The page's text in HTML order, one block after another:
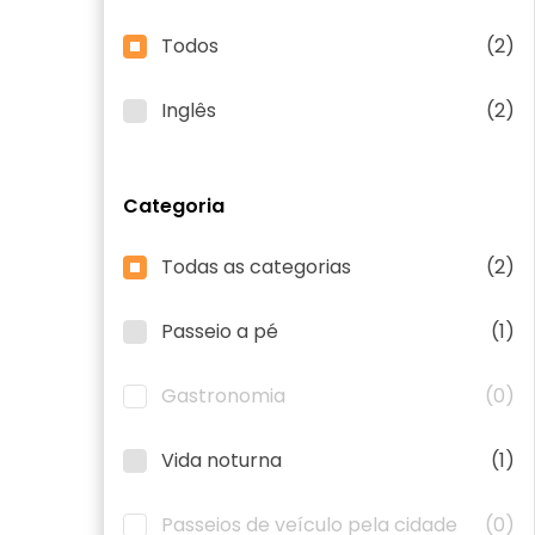
Todos (2)
Inglês (2)
Categoria
Todas as categorias (2)
Passeio a pé (1)
Gastronomia (0)
Vida noturna (1)
Passeios de veículo pela cidade (0)